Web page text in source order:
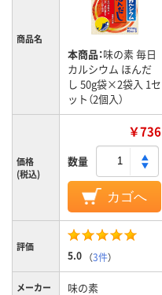
商品名
本商品：味の素 毎日
カルシウム ほんだ
し 50g袋×2袋入 1セ
ット（2個入）
価格
(税込)
￥736
数量
カゴへ
評価
5.0 （3件）
メーカー 味の素